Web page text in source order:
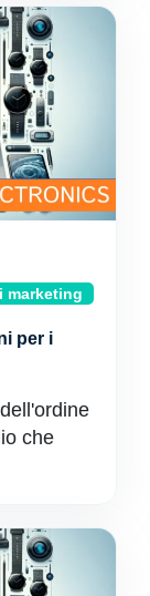
marketing
per i
che